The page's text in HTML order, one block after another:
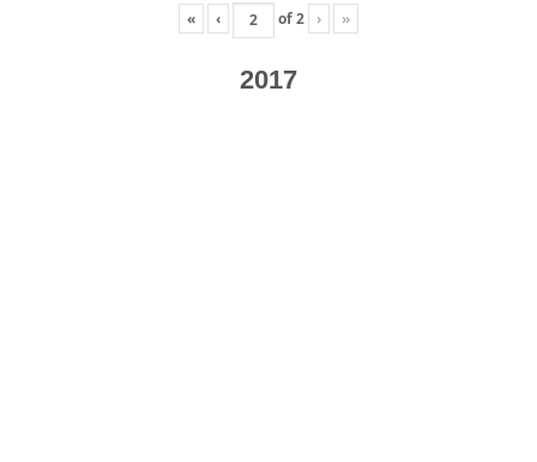
« ‹ of2 › »
2017